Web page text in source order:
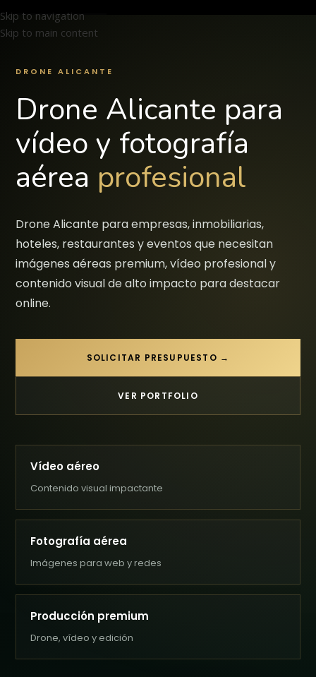
Skip to navigation
Skip to main content
DRONE ALICANTE
Drone Alicante para
vídeo y fotografía
aérea profesional
Drone Alicante para empresas, inmobiliarias,
hoteles, restaurantes y eventos que necesitan
imágenes aéreas premium, vídeo profesional y
contenido visual de alto impacto para destacar
online.
SOLICITAR PRESUPUESTO →
VER PORTFOLIO
Vídeo aéreo
Contenido visual impactante
Fotografía aérea
Imágenes para web y redes
Producción premium
Drone, vídeo y edición